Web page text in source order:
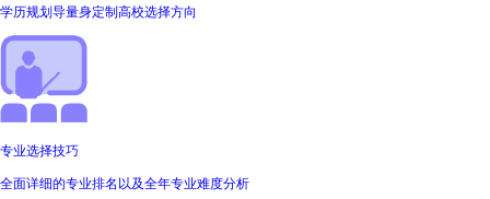
学历规划导量身定制高校选择方向
专业选择技巧
全面详细的专业排名以及全年专业难度分析